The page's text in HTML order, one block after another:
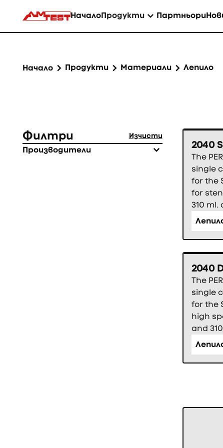
НачалоПродукти Партньори
Начало Продукти Материали Лепило
Филтри Изчисти
Производители
2040
The
single
for the
for
310
2040
The
single
for the
high
and